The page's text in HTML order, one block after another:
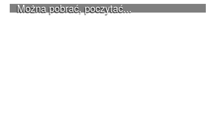
Można pobrać, poczytać...